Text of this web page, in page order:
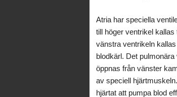
Atria har speciella
till höger ventrikel
vänstra ventrikeln
blodkärl. Det
öppnas från vänster
av speciell
hjärtat att pumpa blod